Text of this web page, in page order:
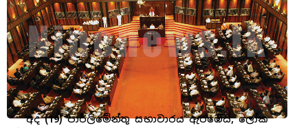
අද (19) පාර්ලිමේන්තු සභාවාරය ඇරඹෙයි, ලෝක